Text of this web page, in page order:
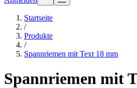
Startseite
/
Produkte
/
Spannriemen mit Text 18 mm
Spannriemen mit